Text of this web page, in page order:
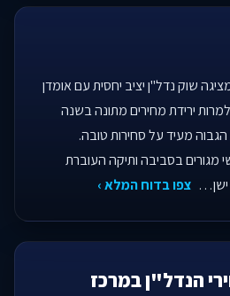
שוק נדל"ן יציב יחסית עם אומדן
ירידת מחירים מתונה בשנה
מעיד על סחירות טובה.
בסביבה ותיקה העוברת
צפו בדוח המלא ›
הנדל"ן במרכז